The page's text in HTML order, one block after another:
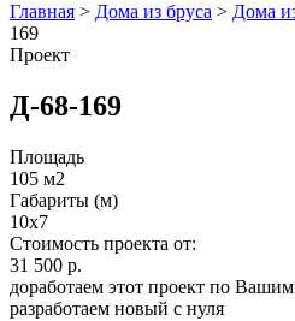
Главная > Дома из бруса > Дома
169
Проект
Д-68-169
Площадь
105 м2
Габариты (м)
10x7
Стоимость проекта от:
31 500 р.
доработаем этот проект по
разработаем новый с нуля